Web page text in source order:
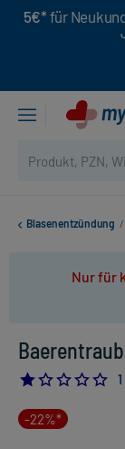
5€* für
Blasenentzündung /
Nur für
1.0
-22%*